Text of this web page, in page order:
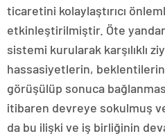
ticaretini kolaylaştırıcı
etkinleştirilmiştir. Öte
sistemi kurularak karşılıklı
hassasiyetlerin,
görüşülüp sonuca
itibaren devreye sokulmuş
da bu ilişki ve iş birliğinin